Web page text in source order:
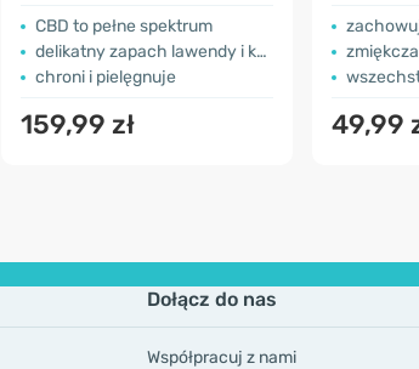
CBD to pełne spektrum
delikatny zapach lawendy i konopi
chroni i pielęgnuje
159,99 zł 49,99
Dołącz do nas
Współpracuj z nami